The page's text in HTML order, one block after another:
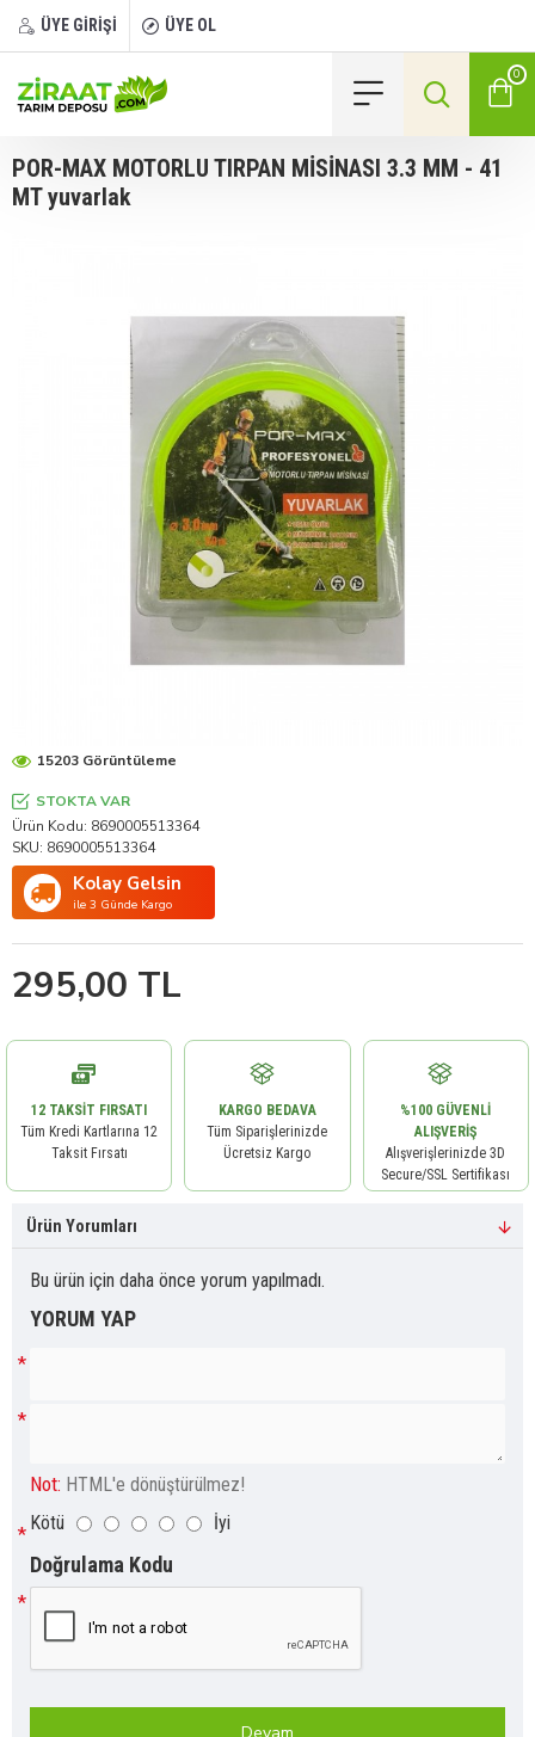
ÜYE GİRİŞİ ÜYE OL
0
POR-MAX MOTORLU TIRPAN MİSİNASI 3.3 MM - 41
MT yuvarlak
295,00 TL
STOKTA VAR
Ürün Kodu: 8690005513364
SKU: 8690005513364
Kolay Gelsin
ile 3 Günde Kargo
15203 Görüntüleme
12 TAKSIT FIRSATI
Tüm Kredi Kartlarına 12
Taksit Fırsatı
KARGO BEDAVA
Tüm Siparişlerinizde
Ücretsiz Kargo
%100 GÜVENLI
ALIŞVERIŞ
Alışverişlerinizde 3D
Secure/SSL Sertifikası
Ürün Yorumları
Bu ürün için daha önce yorum yapılmadı.
YORUM YAP
Not: HTML'e dönüştürülmez!
Kötü
İyi
Doğrulama Kodu